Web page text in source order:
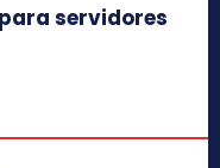
servidores